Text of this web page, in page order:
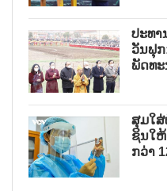
ປະທາ
ວັນຟຸກ
ພັດທະ
ສຸມໃ
ຊິນໃຫ້
ກວ່າ